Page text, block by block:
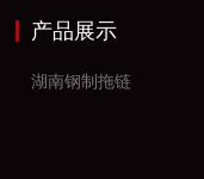
产品展示
湖南钢制拖链